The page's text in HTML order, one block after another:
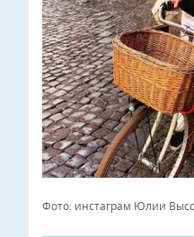
Фото: инстаграм Юлии